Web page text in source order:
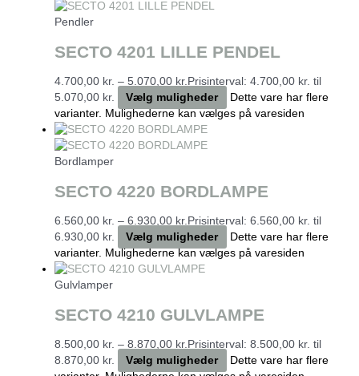
Pendler
SECTO 4201 LILLE PENDEL
4.700,00 kr. – 5.070,00 kr. Prisinterval: 4.700,00 kr. til
5.070,00 kr.
Vælg muligheder
Dette vare har flere
varianter. Mulighederne kan vælges på varesiden
Bordlamper
SECTO 4220 BORDLAMPE
6.560,00 kr. – 6.930,00 kr. Prisinterval: 6.560,00 kr. til
6.930,00 kr.
Vælg muligheder
Dette vare har flere
varianter. Mulighederne kan vælges på varesiden
Gulvlamper
SECTO 4210 GULVLAMPE
8.500,00 kr. – 8.870,00 kr. Prisinterval: 8.500,00 kr. til
8.870,00 kr.
Vælg muligheder
Dette vare har flere